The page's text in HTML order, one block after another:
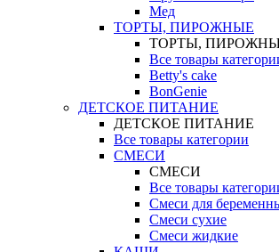
Мед
ТОРТЫ, ПИРОЖНЫЕ
ТОРТЫ,
Все товары
Betty's cake
BonGenie
ДЕТСКОЕ ПИТАНИЕ
ДЕТСКОЕ ПИТАНИЕ
Все товары категории
СМЕСИ
СМЕСИ
Все товары
Смеси для
Смеси сухие
Смеси жидкие